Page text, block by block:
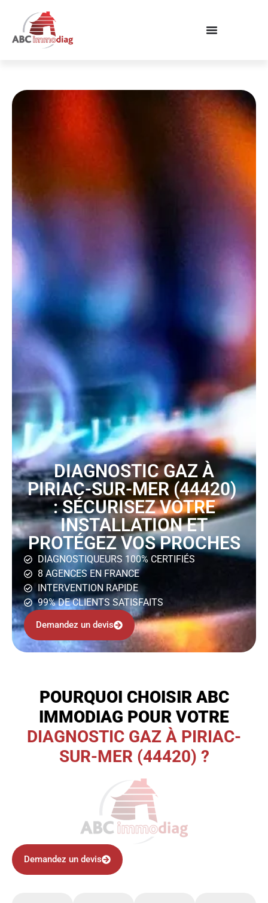
DIAGNOSTIC GAZ À
PIRIAC-SUR-MER (44420)
: SÉCURISEZ VOTRE
INSTALLATION ET
PROTÉGEZ VOS PROCHES
DIAGNOSTIQUEURS 100% CERTIFIÉS
8 AGENCES EN FRANCE
INTERVENTION RAPIDE
99% DE CLIENTS SATISFAITS
Demandez un devis
POURQUOI CHOISIR ABC
IMMODIAG POUR VOTRE
DIAGNOSTIC GAZ À PIRIAC-
SUR-MER (44420) ?
Demandez un devis